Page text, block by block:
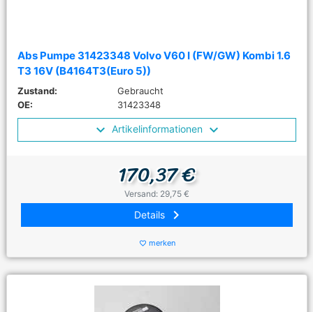
Abs Pumpe 31423348 Volvo V60 I (FW/GW) Kombi 1.6
T3 16V (B4164T3(Euro 5))
Zustand:
Gebraucht
OE:
31423348
Artikelinformationen
170,37 €
Versand: 29,75 €
Details keyboard_arrow_right
favorite_border merken